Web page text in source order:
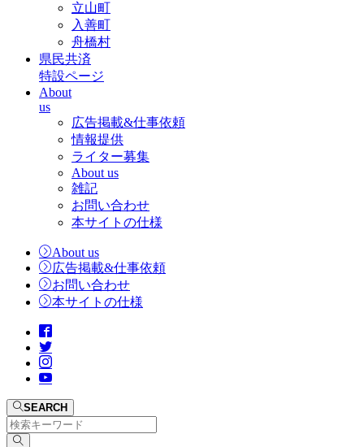
立山町
入善町
舟橋村
県民共済
特設ページ
About
us
広告掲載&仕事依頼
情報提供
ライター募集
About us
雑記
お問い合わせ
本サイトの仕様
About us
広告掲載&仕事依頼
お問い合わせ
本サイトの仕様
SEARCH